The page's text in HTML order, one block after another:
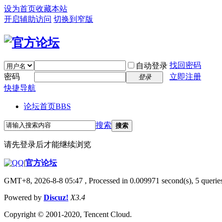
设为首页收藏本站
开启辅助访问 切换到窄版
自动登录 找回密码
密码
登录
立即注册
快捷导航
论坛首页BBS
搜索 搜索
请先登录后才能继续浏览
|官方论坛
GMT+8, 2026-8-8 05:47 , Processed in 0.009971 second(s), 5
Powered by Discuz! X3.4
Copyright © 2001-2020, Tencent Cloud.